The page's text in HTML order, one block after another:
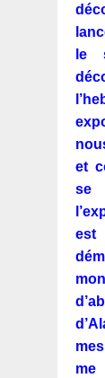
le
et
se
est
me